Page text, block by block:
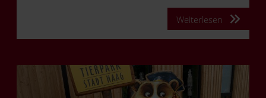
Weiterlesen